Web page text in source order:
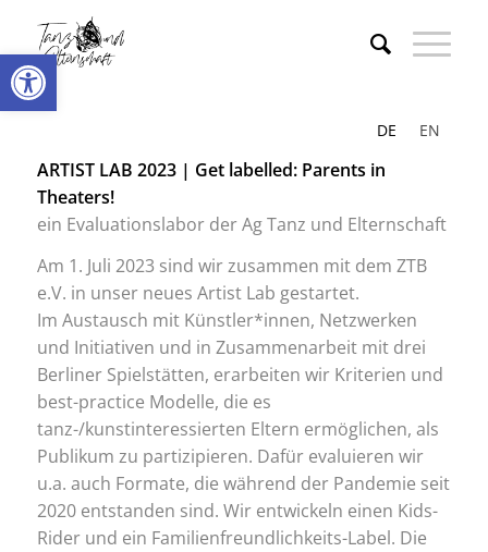
Werkzeugleiste öffnen
DE EN
ARTIST LAB 2023 | Get labelled: Parents in
Theaters!
ein Evaluationslabor der Ag Tanz und Elternschaft
Am 1. Juli 2023 sind wir zusammen mit dem ZTB
e.V. in unser neues Artist Lab gestartet.
Im Austausch mit Künstler*innen, Netzwerken
und Initiativen und in Zusammenarbeit mit drei
Berliner Spielstätten, erarbeiten wir Kriterien und
best-practice Modelle, die es
tanz-/kunstinteressierten Eltern ermöglichen, als
Publikum zu partizipieren. Dafür evaluieren wir
u.a. auch Formate, die während der Pandemie seit
2020 entstanden sind. Wir entwickeln einen Kids-
Rider und ein Familienfreundlichkeits-Label. Die